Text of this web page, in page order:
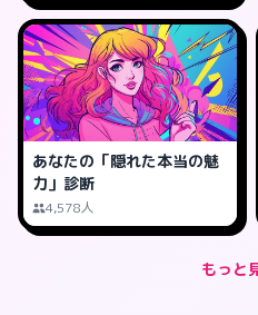
あなたの「隠れた本当の魅
力」診断
4,578人
もっと